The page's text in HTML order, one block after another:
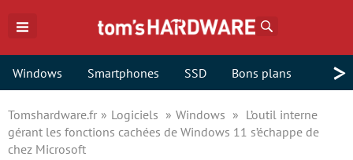
Windows Smartphones SSD Bons plans >
Tomshardware.fr Logiciels Windows
L’outil interne
gérant les fonctions cachées de Windows 11 s’échappe de
chez Microsoft